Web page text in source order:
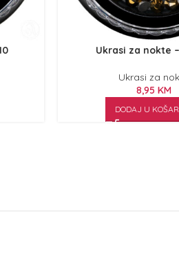
Ukrasi za nokte
Ukrasi za
8,95 KM
DODAJ U